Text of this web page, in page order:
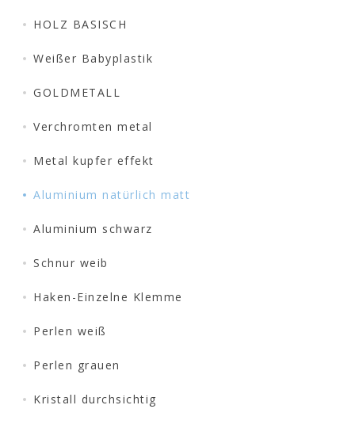
HOLZ BASISCH
Weißer Babyplastik
GOLDMETALL
Verchromten metal
Metal kupfer effekt
Aluminium natürlich matt
Aluminium schwarz
Schnur weib
Haken-Einzelne Klemme
Perlen weiß
Perlen grauen
Kristall durchsichtig